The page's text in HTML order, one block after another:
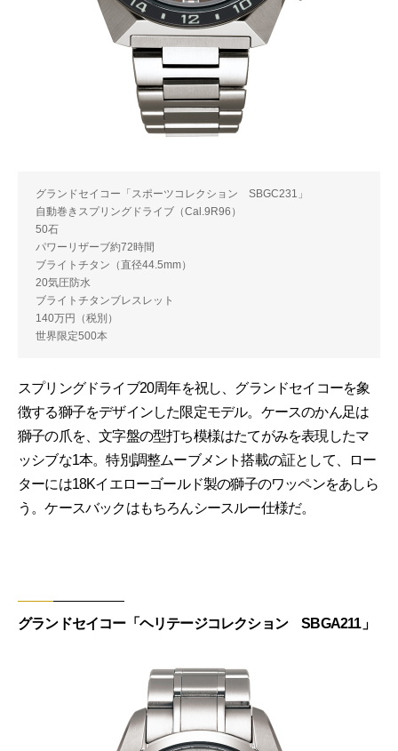
グランドセイコー「スポーツコレクション SBGC231」
自動巻きスプリングドライブ（Cal.9R96）
50石
パワーリザーブ約72時間
ブライトチタン（直径44.5mm）
20気圧防水
ブライトチタンブレスレット
140万円（税別）
世界限定500本
スプリングドライブ20周年を祝し、グランドセイコーを象
徴する獅子をデザインした限定モデル。ケースのかん足は
獅子の爪を、文字盤の型打ち模様はたてがみを表現したマ
ッシブな1本。特別調整ムーブメント搭載の証として、ロー
ターには18Kイエローゴールド製の獅子のワッペンをあしら
う。ケースバックはもちろんシースルー仕様だ。
グランドセイコー「ヘリテージコレクション SBGA211」